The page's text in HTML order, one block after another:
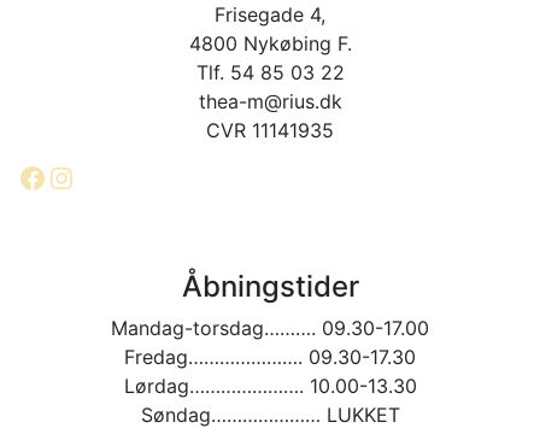
Frisegade 4,
4800 Nykøbing F.
Tlf. 54 85 03 22
thea-m@rius.dk
CVR 11141935
Facebook
Instagram
Åbningstider
Mandag-torsdag………. 09.30-17.00
Fredag…………………. 09.30-17.30
Lørdag…………………. 10.00-13.30
Søndag………………… LUKKET